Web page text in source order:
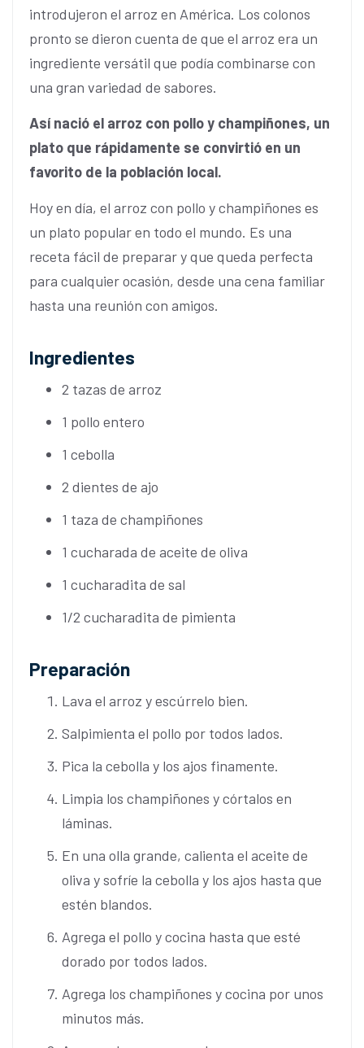
introdujeron el arroz en América. Los colonos
pronto se dieron cuenta de que el arroz era un
ingrediente versátil que podía combinarse con
una gran variedad de sabores.
Así nació el arroz con pollo y champiñones, un
plato que rápidamente se convirtió en un
favorito de la población local.
Hoy en día, el arroz con pollo y champiñones es
un plato popular en todo el mundo. Es una
receta fácil de preparar y que queda perfecta
para cualquier ocasión, desde una cena familiar
hasta una reunión con amigos.
Ingredientes
2 tazas de arroz
1 pollo entero
1 cebolla
2 dientes de ajo
1 taza de champiñones
1 cucharada de aceite de oliva
1 cucharadita de sal
1/2 cucharadita de pimienta
Preparación
Lava el arroz y escúrrelo bien.
Salpimienta el pollo por todos lados.
Pica la cebolla y los ajos finamente.
Limpia los champiñones y córtalos en
láminas.
En una olla grande, calienta el aceite de
oliva y sofríe la cebolla y los ajos hasta que
estén blandos.
Agrega el pollo y cocina hasta que esté
dorado por todos lados.
Agrega los champiñones y cocina por unos
minutos más.